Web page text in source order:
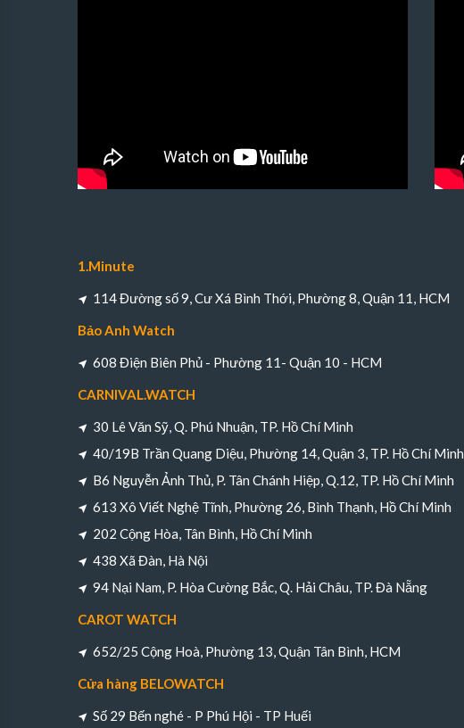
1.Minute
114 Đường số 9, Cư Xá Bình Thới, Phường 8, Quận 11, HCM
Bảo Anh Watch
608 Điện Biên Phủ - Phường 11- Quận 10 - HCM
CARNIVAL.WATCH
30 Lê Văn Sỹ, Q. Phú Nhuận, TP. Hồ Chí Minh
40/19B Trần Quang Diệu, Phường 14, Quận 3, TP. Hồ Chí Minh
B6 Nguyễn Ảnh Thủ, P. Tân Chánh Hiệp, Q.12, TP. Hồ Chí Minh
613 Xô Viết Nghệ Tĩnh, Phường 26, Bình Thạnh, Hồ Chí Minh
202 Cộng Hòa, Tân Bình, Hồ Chí Minh
438 Xã Đàn, Hà Nội
94 Nại Nam, P. Hòa Cường Bắc, Q. Hải Châu, TP. Đà Nẵng
CAROT WATCH
652/25 Cộng Hoà, Phường 13, Quận Tân Bình, HCM
Cửa hàng BELOWATCH
Số 29 Bến nghé - P Phú Hội - TP Huếi